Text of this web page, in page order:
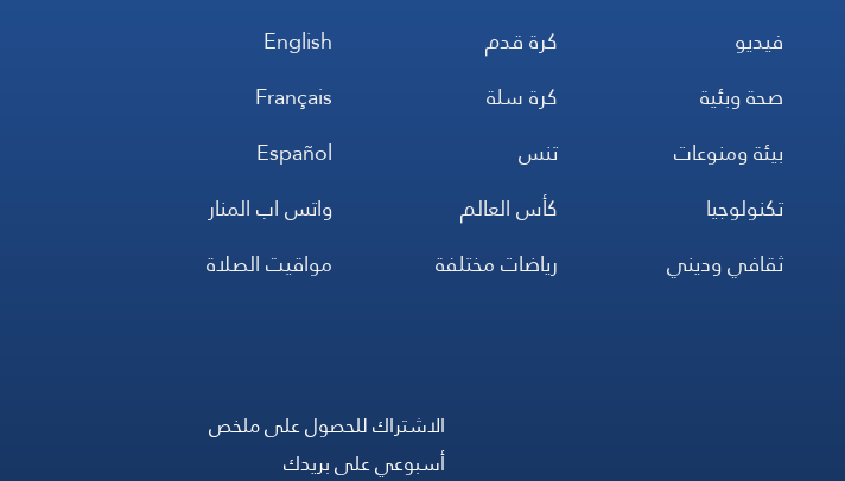
فيديو
صحة وبئية
بيئة ومنوعات
تكنولوجيا
ثقافي وديني
كرة قدم
كرة سلة
تنس
كأس العالم
رياضات مختلفة
English
Français
Español
واتس اب المنار
مواقيت الصلاة
الاشتراك للحصول على ملخص
أسبوعي على بريدك